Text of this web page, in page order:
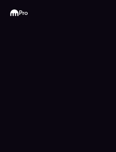
Kraken
Pro